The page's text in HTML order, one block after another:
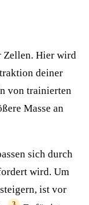
Zellen. Hier wird
deiner
von trainierten
Masse an
sich durch
wird. Um
ist vor